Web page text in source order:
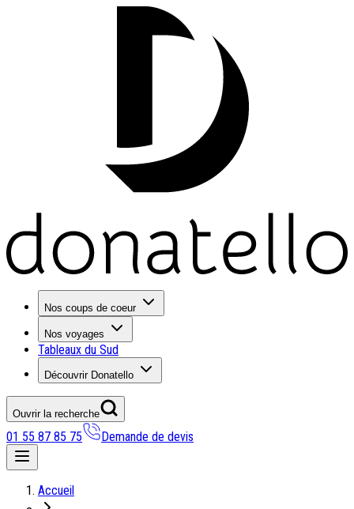
Nos coups de coeur
Nos voyages
Tableaux du Sud
Découvrir Donatello
Ouvrir la recherche
01 55 87 85 75 Demande de devis
Nos coups de coeur
Accueil